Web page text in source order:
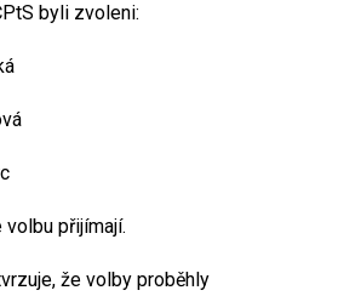
byli zvoleni:
přijímají.
že volby proběhly